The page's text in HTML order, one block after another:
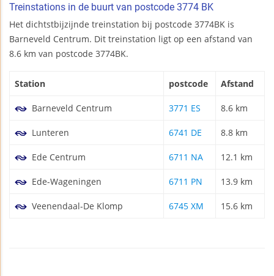
Treinstations in de buurt van postcode 3774 BK
Het dichtstbijzijnde treinstation bij postcode 3774BK is
Barneveld Centrum. Dit treinstation ligt op een afstand van
8.6 km van postcode 3774BK.
Station postcode Afstand
Barneveld Centrum 3771 ES 8.6 km
Lunteren 6741 DE 8.8 km
Ede Centrum 6711 NA 12.1 km
Ede-Wageningen 6711 PN 13.9 km
Veenendaal-De Klomp 6745 XM 15.6 km